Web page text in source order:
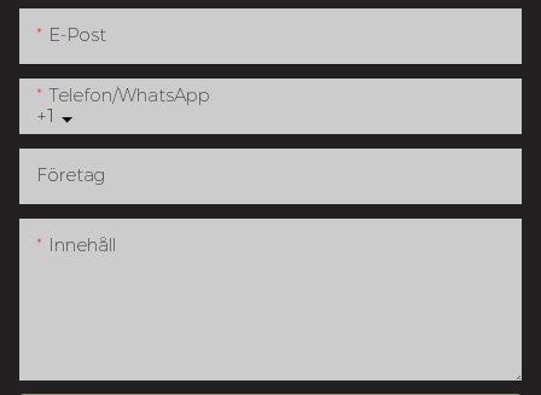
E-Post
+1
Telefon/whatsApp
Företag
Innehåll